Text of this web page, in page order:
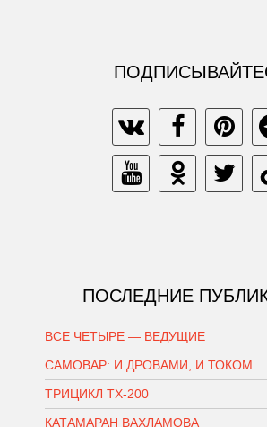
ПОСЛЕДНИЕ
ВСЕ ЧЕТЫРЕ — ВЕДУЩИЕ
САМОВАР: И ДРОВАМИ, И ТОКОМ
ТРИЦИКЛ ТХ-200
КАТАМАРАН ВАХЛАМОВА